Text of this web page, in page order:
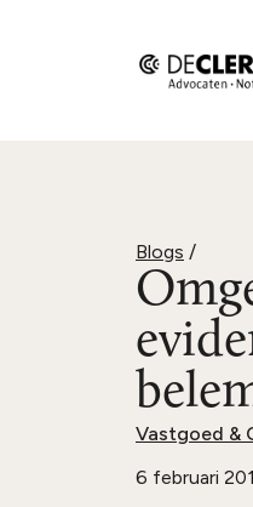
Blogs /
Vastgoed &
6 februari